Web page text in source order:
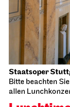
Thu, 18.03.2027